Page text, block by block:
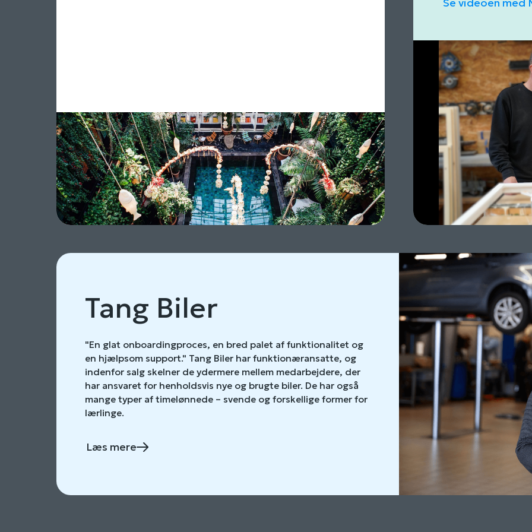
Se videoen med
Tang Biler
"En glat onboardingproces, en bred palet af funktionalitet og
en hjælpsom support." Tang Biler har funktionæransatte, og
indenfor salg skelner de ydermere mellem medarbejdere, der
har ansvaret for henholdsvis nye og brugte biler. De har også
mange typer af timelønnede – svende og forskellige former for
lærlinge.
Læs mere